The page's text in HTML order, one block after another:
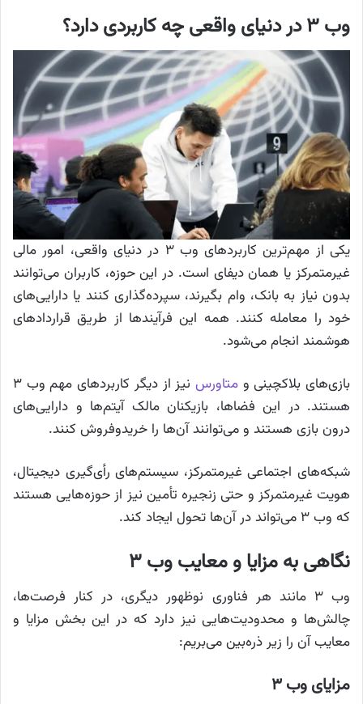
وب ۳ در دنیای واقعی چه کاربردی دارد؟
یکی از مهم‌ترین کاربردهای وب ۳ در دنیای واقعی، امور مالی
غیرمتمرکز یا همان دیفای است. در این حوزه، کاربران می‌توانند
بدون نیاز به بانک، وام بگیرند، سپرده‌گذاری کنند یا دارایی‌های
خود را معامله کنند. همه این فرآیندها از طریق قراردادهای
هوشمند انجام می‌شود.
بازی‌های بلاکچینی ومتاورس
نیز از دیگر کاربردهای مهم وب ۳
هستند. در این فضاها، بازیکنان مالک آیتم‌ها و دارایی‌های
درون بازی هستند و می‌توانند آن‌ها را خریدوفروش کنند.
شبکه‌های اجتماعی غیرمتمرکز، سیستم‌های رأی‌گیری دیجیتال،
هویت غیرمتمرکز و حتی زنجیره تأمین نیز از حوزه‌هایی هستند
که وب ۳ می‌تواند در آن‌ها تحول ایجاد کند.
نگاهی به مزایا و معایب وب ۳
وب ۳ مانند هر فناوری نوظهور دیگری، در کنار فرصت‌ها،
چالش‌ها و محدودیت‌هایی نیز دارد که در این بخش مزایا و
معایب آن را زیر ذره‌بین می‌بریم:
مزایای وب ۳